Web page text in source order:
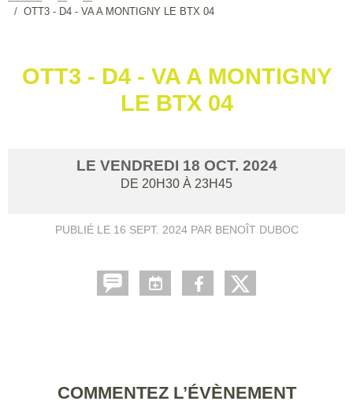
OTT3 - D4 - VA A MONTIGNY LE BTX 04
OTT3 - D4 - VA A MONTIGNY
LE BTX 04
LE VENDREDI 18 OCT. 2024
DE 20H30 À 23H45
PUBLIÉ LE 16 SEPT. 2024PAR BENOÎT DUBOC
COMMENTEZ L’ÉVÈNEMENT